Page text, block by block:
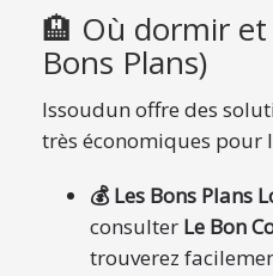
🏨 Où dormir et
Bons Plans)
Issoudun offre des
très économiques pour
💰 Les Bons Plans
consulter Le Bon
trouverez